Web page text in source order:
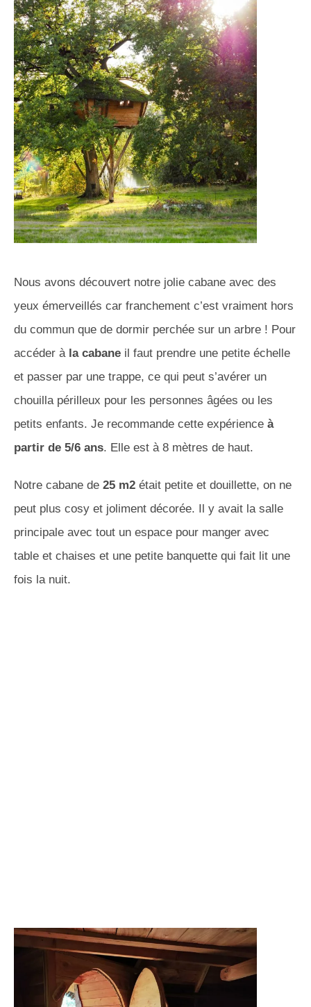
Nous avons découvert notre jolie cabane avec des
yeux émerveillés car franchement c’est vraiment hors
du commun que de dormir perchée sur un arbre ! Pour
accéder à la cabane il faut prendre une petite échelle
et passer par une trappe, ce qui peut s’avérer un
chouilla périlleux pour les personnes âgées ou les
petits enfants. Je recommande cette expérience à
partir de 5/6 ans. Elle est à 8 mètres de haut.
Notre cabane de 25 m2 était petite et douillette, on ne
peut plus cosy et joliment décorée. Il y avait la salle
principale avec tout un espace pour manger avec
table et chaises et une petite banquette qui fait lit une
fois la nuit.